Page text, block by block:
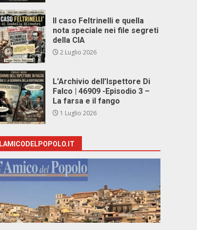
Il caso Feltrinelli e quella
nota speciale nei file segreti
della CIA
2 Luglio 2026
L’Archivio dell’Ispettore Di
Falco | 46909 -Episodio 3 –
La farsa e il fango
1 Luglio 2026
LAMICODELPOPOLO.IT